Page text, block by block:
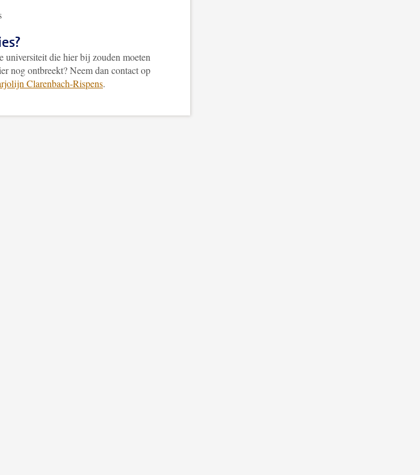
die hier bij zouden moeten
nog ontbreekt? Neem dan contact op
Clarenbach-Rispens.